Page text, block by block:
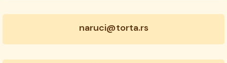
naruci@torta.rs